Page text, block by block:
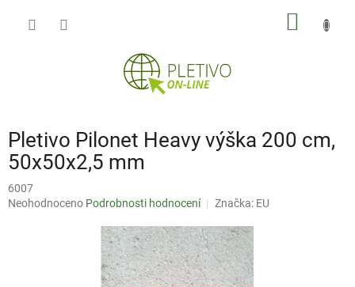
Pletivo Pilonet Heavy výška 200 cm,
50x50x2,5 mm
6007
Průměrné
Neohodnoceno Podrobnosti hodnocení Značka: EU